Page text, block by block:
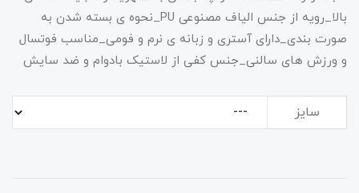
بالا_رویه از جنس الیاف مصنوعی PU_نحوه ی بسته شدن به
صورت بندی_دارای آستری و زبانه ی نرم و فومی_مناسب فوتسال
و ورزش های سالنی_جنس کفی از لاستیک بادوام و ضد سایش
سایز